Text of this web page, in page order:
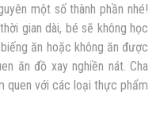
một số thành phần nhé!
gian dài, bé sẽ không học
ăn hoặc không ăn được
ăn đồ xay nghiền nát. Cha
quen với các loại thực phẩm